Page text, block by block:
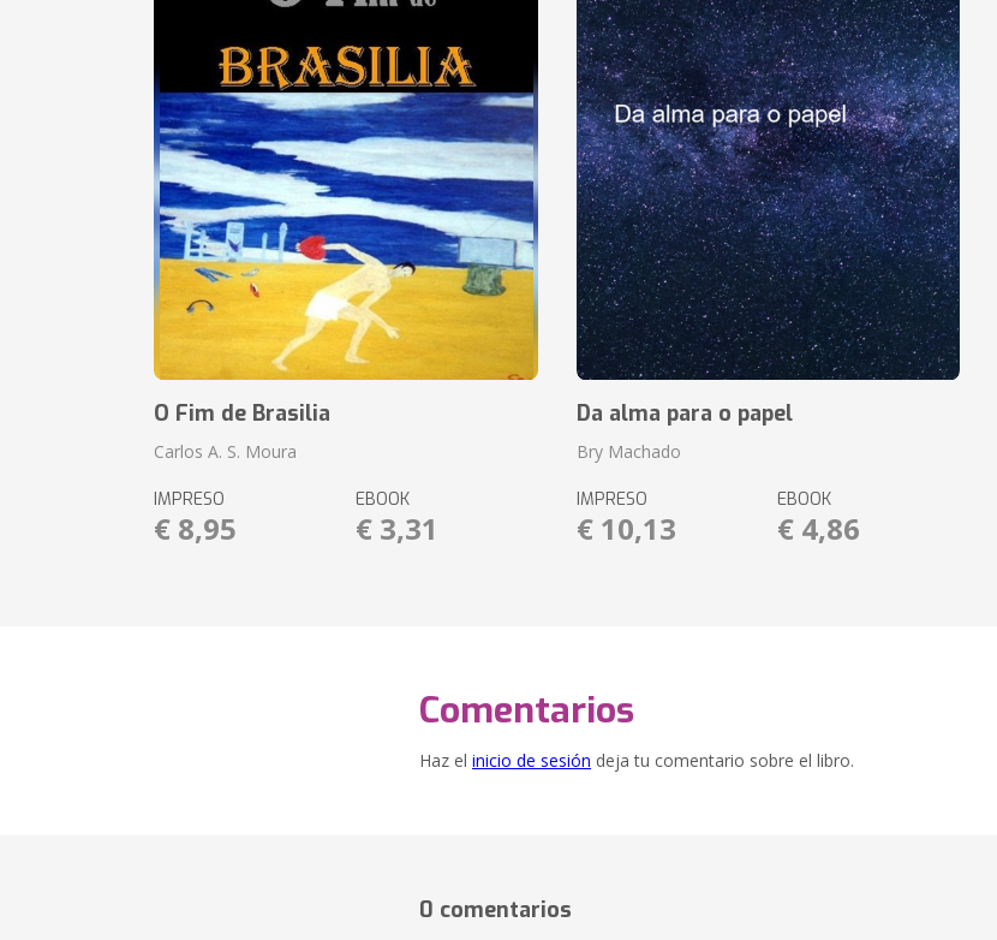
O Fim de Brasilia
Carlos A. S. Moura
IMPRESO
€ 8,95
EBOOK
€ 3,31
Da alma para o papel
Bry Machado
IMPRESO
€ 10,13
EBOOK
€ 4,86
Comentarios
Haz el inicio de sesión deja tu comentario sobre el libro.
0 comentarios